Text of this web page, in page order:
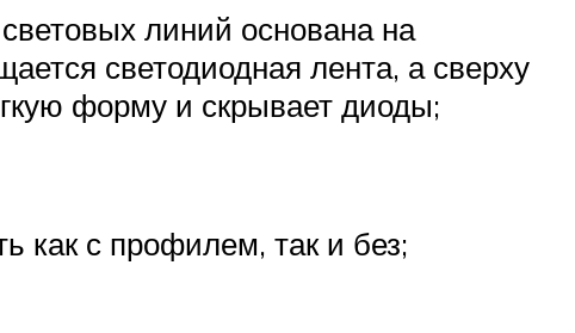
линий основана на
светодиодная лента, а сверху
форму и скрывает диоды;
как с профилем, так и без;